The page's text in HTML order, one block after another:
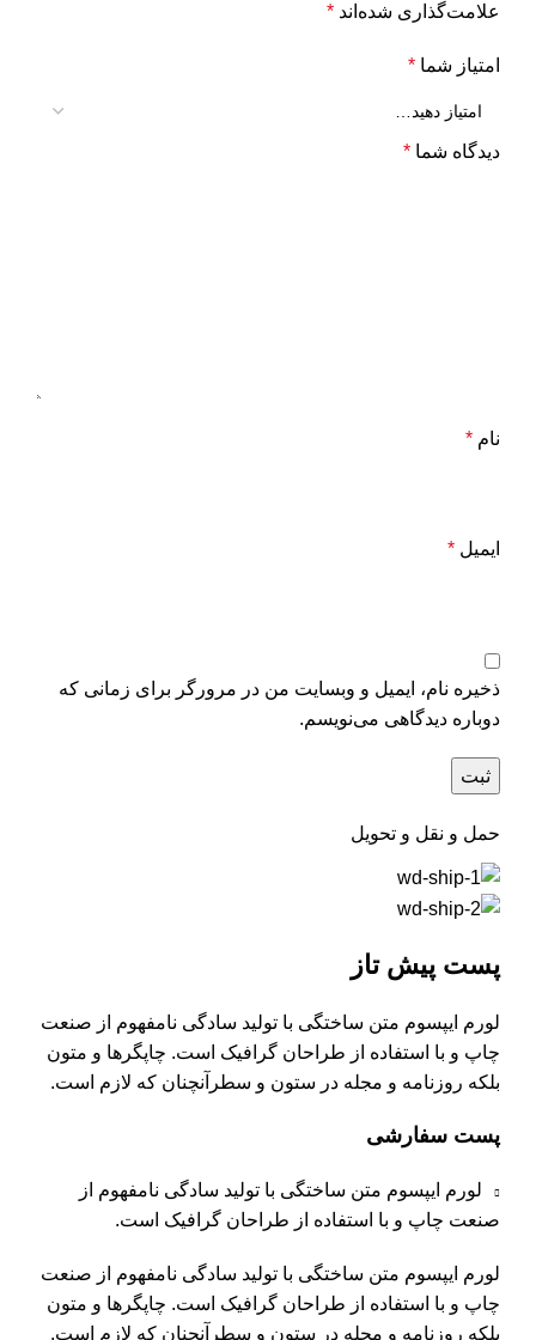
علامت‌گذاری شده‌اند *
امتیاز شما *
دیدگاه شما *
نام *
ایمیل *
ذخیره نام، ایمیل و وبسایت من در مرورگر برای زمانی که
دوباره دیدگاهی می‌نویسم.
حمل و نقل و تحویل
پست پیش تاز
لورم ایپسوم متن ساختگی با تولید سادگی نامفهوم از صنعت
چاپ و با استفاده از طراحان گرافیک است. چاپگرها و متون
بلکه روزنامه و مجله در ستون و سطرآنچنان که لازم است.
پست سفارشی
لورم ایپسوم متن ساختگی با تولید سادگی نامفهوم از
صنعت چاپ و با استفاده از طراحان گرافیک است.
لورم ایپسوم متن ساختگی با تولید سادگی نامفهوم از صنعت
چاپ و با استفاده از طراحان گرافیک است. چاپگرها و متون
بلکه روزنامه و مجله در ستون و سطرآنچنان که لازم است.